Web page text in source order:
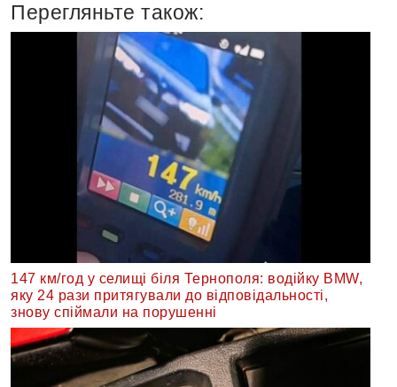
Перегляньте також:
147 км/год у селищі біля Тернополя: водійку BMW,
яку 24 рази притягували до відповідальності,
знову спіймали на порушенні